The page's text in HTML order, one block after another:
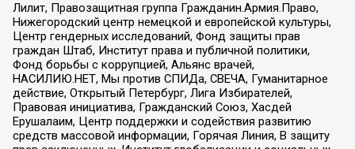
Лилит, Правозащитная группа Гражданин.Армия.Право,
Нижегородский центр немецкой и европейской культуры,
Центр гендерных исследований, Фонд защиты прав
граждан Штаб, Институт права и публичной политики,
Фонд борьбы с коррупцией, Альянс врачей,
НАСИЛИЮ.НЕТ, Мы против СПИДа, СВЕЧА, Гуманитарное
действие, Открытый Петербург, Лига Избирателей,
Правовая инициатива, Гражданский Союз, Хасдей
Ерушалаим, Центр поддержки и содействия развитию
средств массовой информации, Горячая Линия, В защиту